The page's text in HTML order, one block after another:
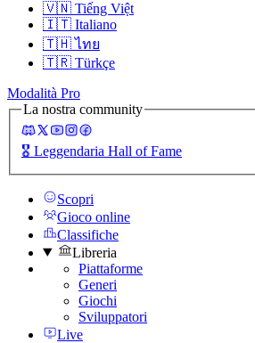
🇻🇳 Tiếng Việt
🇮🇹 Italiano
🇹🇭 ไทย
🇹🇷 Türkçe
Modalità Pro
La nostra community
🎖️ Leggendaria Hall of Fame
Scopri
Gioco online
Classifiche
Libreria
Piattaforme
Generi
Giochi
Sviluppatori
Live